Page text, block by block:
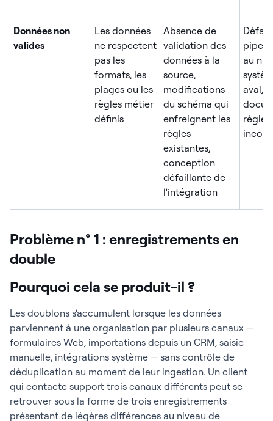
Données non
valides
Les données
ne respectent
pas les
formats, les
plages ou les
règles métier
définis
Absence de
validation des
données à la
source,
modifications
du schéma qui
enfreignent les
règles
existantes,
conception
défaillante de
l'intégration
au
aval,
Problème n° 1 : enregistrements en
double
Pourquoi cela se produit-il ?
Les doublons s'accumulent lorsque les données
parviennent à une organisation par plusieurs canaux —
formulaires Web, importations depuis un CRM, saisie
manuelle, intégrations système — sans contrôle de
déduplication au moment de leur ingestion. Un client
qui contacte support trois canaux différents peut se
retrouver sous la forme de trois enregistrements
présentant de légères différences au niveau de